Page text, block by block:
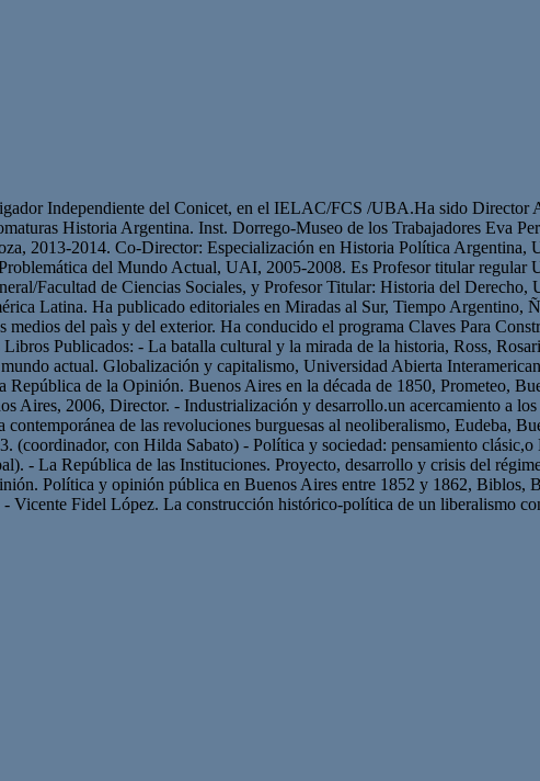
Independiente del Conicet, en el IELAC/FCS /UBA.Ha sido
Historia Argentina. Inst. Dorrego-Museo de los Trabajadores Eva
2013-2014. Co-Director: Especialización en Historia Política Argentina,
del Mundo Actual, UAI, 2005-2008. Es Profesor titular regular
Facultad de Ciencias Sociales, y Profesor Titular: Historia del Derecho,
Latina. Ha publicado editoriales en Miradas al Sur, Tiempo Argentino,
del paìs y del exterior. Ha conducido el programa Claves Para
Publicados: - La batalla cultural y la mirada de la historia, Ross,
actual. Globalización y capitalismo, Universidad Abierta
de la Opinión. Buenos Aires en la década de 1850, Prometeo,
Aires, 2006, Director. - Industrialización y desarrollo.un acercamiento a
de las revoluciones burguesas al neoliberalismo, Eudeba,
con Hilda Sabato) - Política y sociedad: pensamiento
- La República de las Instituciones. Proyecto, desarrollo y crisis del
Política y opinión pública en Buenos Aires entre 1852 y 1862, Biblos,
Fidel López. La construcción histórico-política de un liberalismo